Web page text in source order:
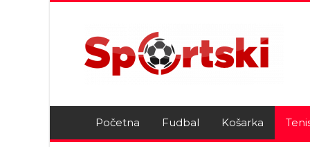
Početna Fudbal Košarka